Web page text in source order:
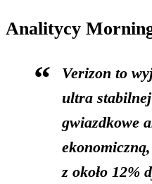
Analitycy
Verizon to
ultra
gwiazdkowe
z około 12%